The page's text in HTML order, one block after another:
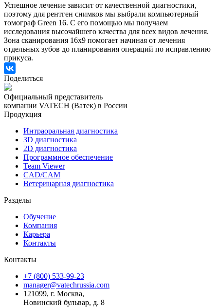
Успешное лечение зависит от качественной диагностики,
поэтому для рентген снимков мы выбрали компьютерный
томограф Green 16. С его помощью мы получаем
исследования высочайшего качества для всех видов лечения.
Зона сканирования 16х9 помогает начиная от лечения
отдельных зубов до планирования операций по исправлению
прикуса.
Поделиться
Официальный представитель
компании VATECH (Ватек) в России
Продукция
Интраоральная диагностика
3D диагностика
2D диагностика
Программное обеспечение
Team Viewer
CAD/CAM
Ветеринарная диагностика
Разделы
Обучение
Компания
Карьера
Контакты
Контакты
+7 (800) 533-99-23
manager@vatechrussia.com
121099, г. Москва,
Новинский бульвар, д. 8